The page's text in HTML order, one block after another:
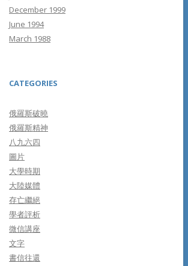
December 1999
June 1994
March 1988
CATEGORIES
俄羅斯破曉
俄羅斯精神
八九六四
圖片
大學時期
大陸媒體
存亡繼絕
學者評析
微信講座
文字
書信往還